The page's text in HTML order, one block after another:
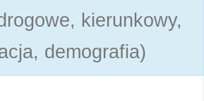
kierunkowy,
demografia)